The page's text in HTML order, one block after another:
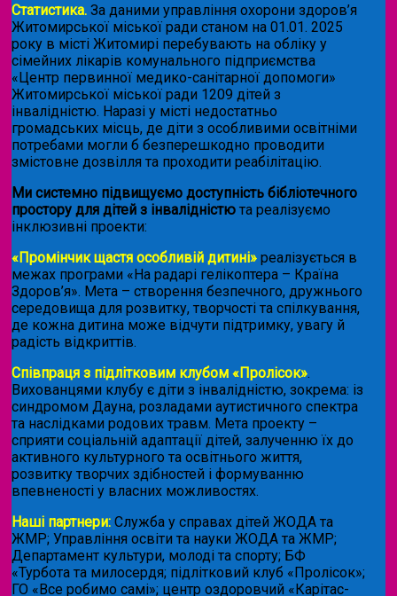
Статистика. За даними управління охорони здоров’я
Житомирської міської ради станом на 01.01. 2025
року в місті Житомирі перебувають на обліку у
сімейних лікарів комунального підприємства
«Центр первинної медико-санітарної допомоги»
Житомирської міської ради 1209 дітей з
інвалідністю. Наразі у місті недостатньо
громадських місць, де діти з особливими освітніми
потребами могли б безперешкодно проводити
змістовне дозвілля та проходити реабілітацію.
Ми системно підвищуємо доступність бібліотечного
простору для дітей з інвалідністю та реалізуємо
інклюзивні проекти:
«Промінчик щастя особливій дитині» реалізується в
межах програми «На радарі гелікоптера – Країна
Здоров’я». Мета – створення безпечного, дружнього
середовища для розвитку, творчості та спілкування,
де кожна дитина може відчути підтримку, увагу й
радість відкриттів.
Співпраця з підлітковим клубом «Пролісок».
Вихованцями клубу є діти з інвалідністю, зокрема: із
синдромом Дауна, розладами аутистичного спектра
та наслідками родових травм. Мета проекту –
сприяти соціальній адаптації дітей, залученню їх до
активного культурного та освітнього життя,
розвитку творчих здібностей і формуванню
впевненості у власних можливостях.
Наші партнери: Служба у справах дітей ЖОДА та
ЖМР; Управління освіти та науки ЖОДА та ЖМР;
Департамент культури, молоді та спорту; БФ
«Турбота та милосердя; підлітковий клуб «Пролісок»;
ГО «Все робимо самі»; центр оздоровчий «Карітас-